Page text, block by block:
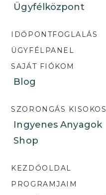
Ügyfélközpont
IDŐPONTFOGLALÁS
ÜGYFÉLPANEL
SAJÁT FIÓKOM
Blog
SZORONGÁS KISOKOS
Ingyenes Anyagok
Shop
KEZDŐOLDAL
PROGRAMJAIM